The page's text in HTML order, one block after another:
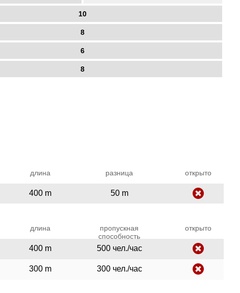
10
8
6
8
длина разница открыто
400 m 50 m
длина
пропускная
способность
открыто
400 m 500 чел./час
300 m 300 чел./час